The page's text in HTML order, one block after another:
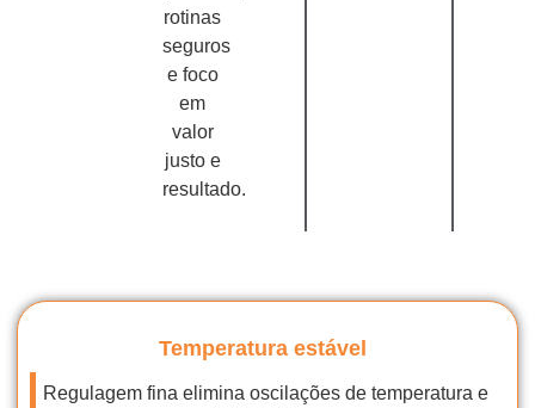
rotinas
seguros
e foco
em
valor
justo e
resultado.
Temperatura estável
Regulagem fina elimina oscilações de temperatura e